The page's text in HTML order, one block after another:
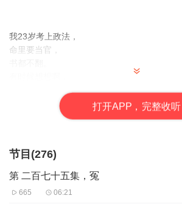
我23岁考上政法，
命里要当官，
这官当多大才叫大，
改变我命运呢，
同级的纪委监察院都不敢监督我，
也监督不了我。
从县委书记到市委书记，
我干了很多年，
打开APP，完整收听
节目(276)
第 二百七十五集，冤
665 06:21